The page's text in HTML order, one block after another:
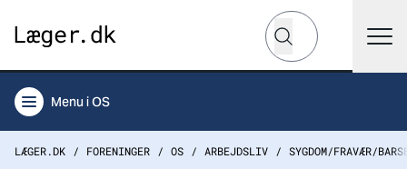
Hvad leder du efter?
Søg
Menu i OS
LÆGER.DK FORENINGER OS ARBEJDSLIV SYGDOM/FRAVÆR/